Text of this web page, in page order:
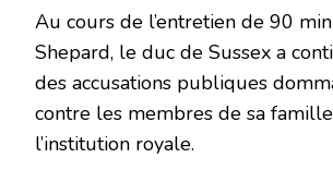
Au cours de l’entretien de 90
Shepard, le duc de Sussex a
des accusations publiques
contre les membres de sa
l’institution royale.